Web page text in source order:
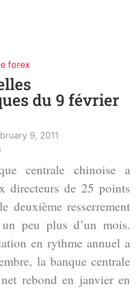
forex
du 9 février
9, 2011
centrale chinoise a
directeurs de 25 points
deuxième resserrement
peu plus d’un mois.
en rythme annuel a
la banque centrale
rebond en janvier en